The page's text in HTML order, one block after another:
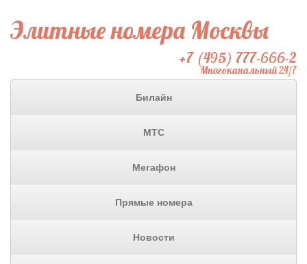
Элитные номера Москвы
+7 (495) 777-666-2
Многоканальный 24/7
Билайн
МТС
Мегафон
Прямые номера
Новости